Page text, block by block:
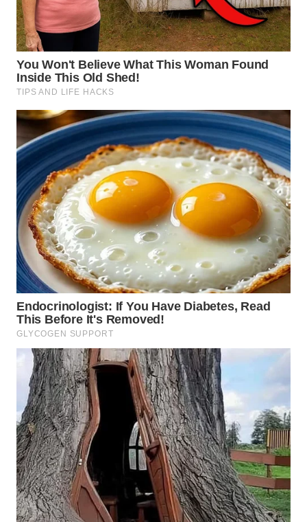
WN
SULSEL
WN
GORONTALO
WN
SULUT
WN
MALUKU
WN
MALUT
WN
DAIRI
WN
DANAU
TOBA
WN
NIAS
WN
LANGKAT
WN
TAPANULI